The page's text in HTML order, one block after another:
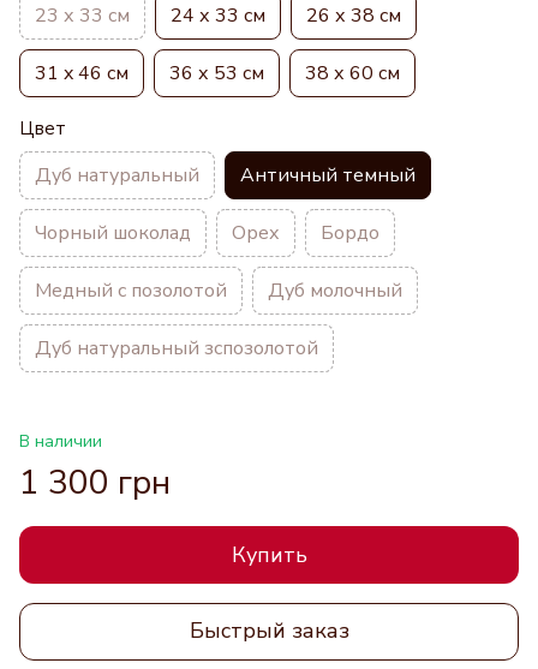
23 х 33 см 24 х 33 см 26 х 38 см
31 x 46 см 36 х 53 см 38 х 60 см
Цвет
Дуб натуральный Античный темный
Чорный шоколад Орех Бордо
Медный с позолотой Дуб молочный
Дуб натуральный зспозолотой
В наличии
1 300 грн
Купить
Быстрый заказ